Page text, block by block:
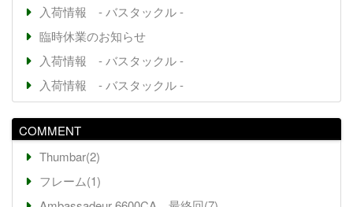
入荷情報 - バスタックル -
臨時休業のお知らせ
入荷情報 - バスタックル -
入荷情報 - バスタックル -
COMMENT
Thumbar(2)
フレーム(1)